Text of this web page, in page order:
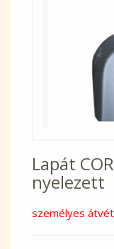
Lapát
nyelezett
személyes